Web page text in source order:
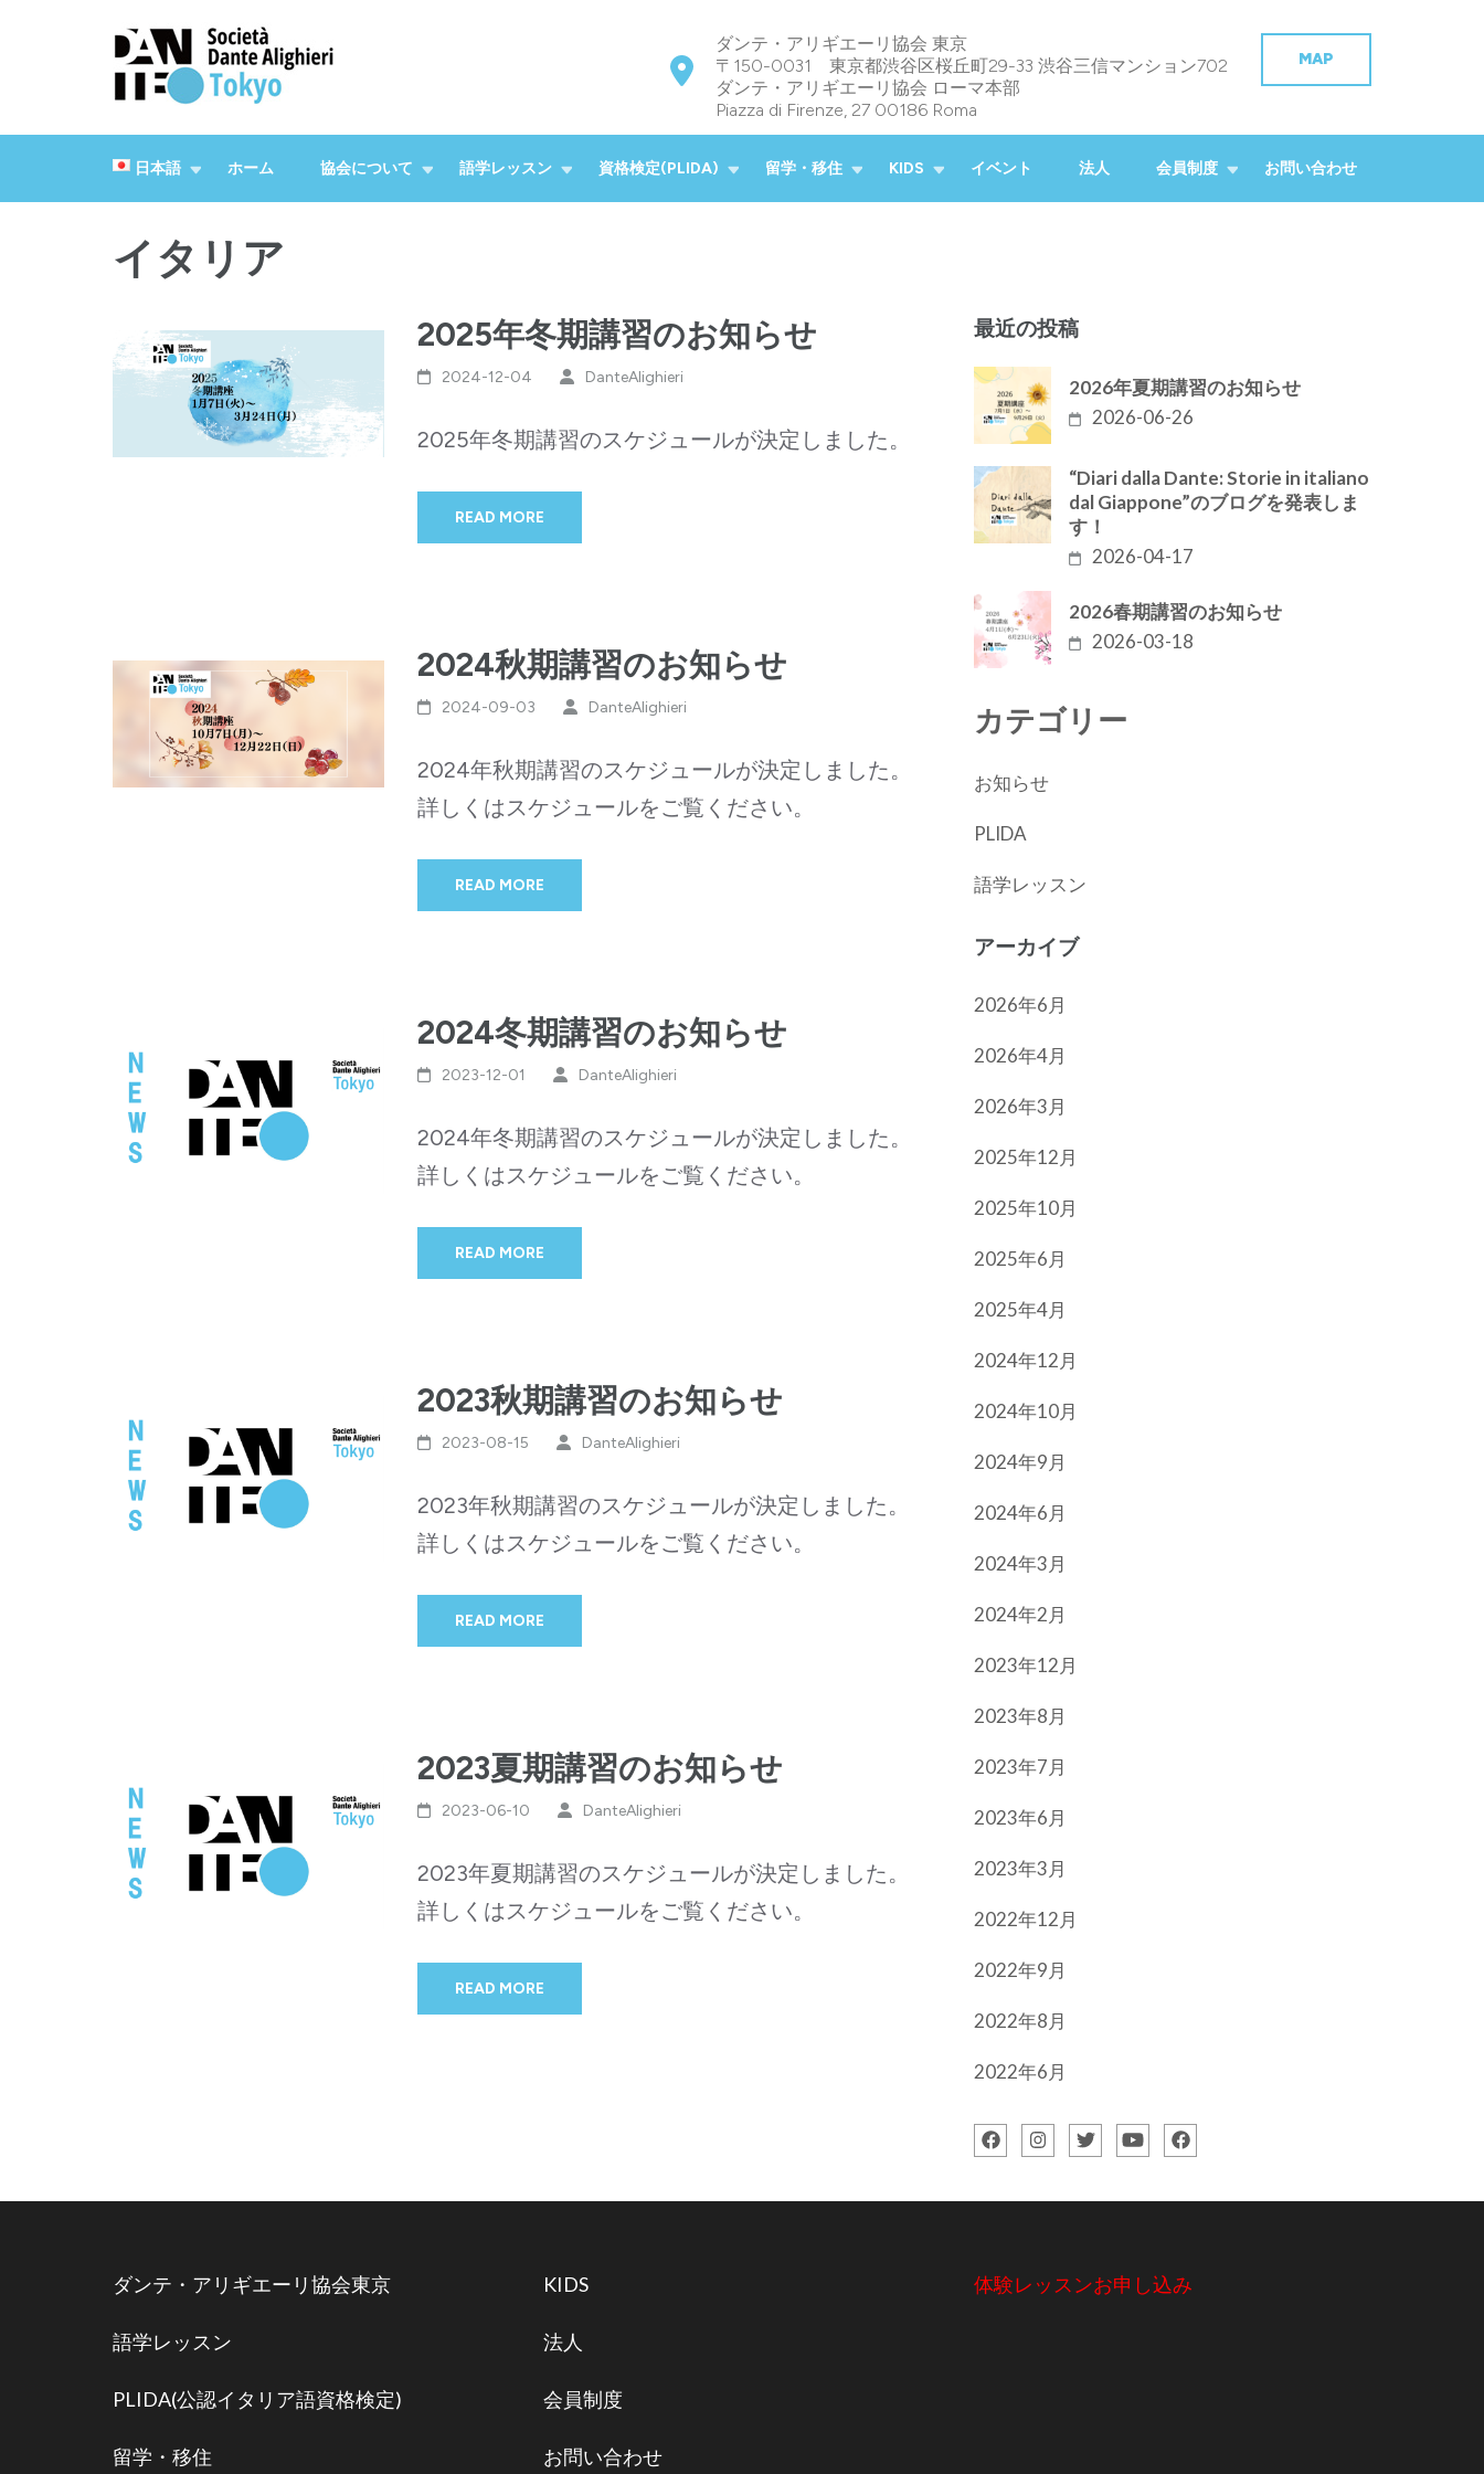
ダンテ・アリギエーリ協会 東京
MAP
ダンテ・アリギエーリ協会 東京
〒150-0031 東京都渋谷区桜丘町29-33 渋谷三信マンション702
ダンテ・アリギエーリ協会 ローマ本部
Piazza di Firenze, 27 00186 Roma
日本語 ホーム 協会について 語学レッスン 資格検定(PLIDA) 留学・移住 KIDS イベント 法人 会員制度 お問い合わせ
イタリア
2025年冬期講習のお知らせ
2024-12-04 DanteAlighieri
2025年冬期講習のスケジュールが決定しました。
READ MORE
2024秋期講習のお知らせ
2024-09-03 DanteAlighieri
2024年秋期講習のスケジュールが決定しました。
詳しくはスケジュールをご覧ください。
READ MORE
2024冬期講習のお知らせ
2023-12-01 DanteAlighieri
2024年冬期講習のスケジュールが決定しました。
詳しくはスケジュールをご覧ください。
READ MORE
2023秋期講習のお知らせ
2023-08-15 DanteAlighieri
2023年秋期講習のスケジュールが決定しました。
詳しくはスケジュールをご覧ください。
READ MORE
2023夏期講習のお知らせ
2023-06-10 DanteAlighieri
2023年夏期講習のスケジュールが決定しました。
詳しくはスケジュールをご覧ください。
READ MORE
最近の投稿
2026年夏期講習のお知らせ
2026-06-26
“Diari dalla Dante: Storie in italiano
dal Giappone”のブログを発表しま
す！
2026-04-17
2026春期講習のお知らせ
2026-03-18
カテゴリー
お知らせ
PLIDA
語学レッスン
アーカイブ
2026年6月
2026年4月
2026年3月
2025年12月
2025年10月
2025年6月
2025年4月
2024年12月
2024年10月
2024年9月
2024年6月
2024年3月
2024年2月
2023年12月
2023年8月
2023年7月
2023年6月
2023年3月
2022年12月
2022年9月
2022年8月
2022年6月
ダンテ・アリギエーリ協会東京
語学レッスン
PLIDA(公認イタリア語資格検定)
留学・移住
KIDS
法人
会員制度
お問い合わせ
体験レッスンお申し込み